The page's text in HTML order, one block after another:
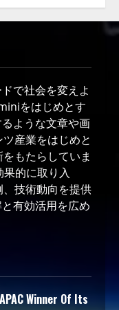
で社会を変えよ
をはじめとす
ような文章や画
産業をはじめと
もたらしていま
的に取り入
技術動向を提供
有効活用を広め
Winner Of Its